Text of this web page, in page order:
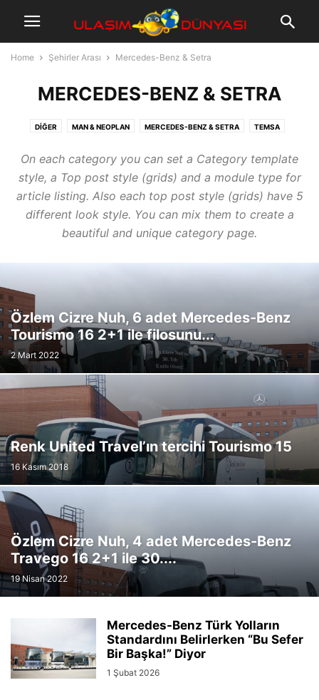
Home Şehirler Arası Mercedes-Benz & Setra
MERCEDES-BENZ & SETRA
DIĞER MAN & NEOPLAN MERCEDES-BENZ & SETRA TEMSA
On each category you can set a Category template
style, a Top post style (grids) and a module type for
article listing. Also each top post style (grids) have 5
different look style. You can mix them to create a
beautiful and unique category page.
Özlem Cizre Nuh, 6 adet Mercedes-Benz
Tourismo 16 2+1 ile filosunu...
2 Mart 2022
Renk United Travel’ın tercihi Tourismo 15
16 Kasım 2018
Özlem Cizre Nuh, 4 adet Mercedes-Benz
Travego 16 2+1 ile 30....
19 Nisan 2022
Mercedes-Benz Türk Yolların
Standardını Belirlerken “Bu Sefer
Bir Başka!” Diyor
1 Şubat 2026